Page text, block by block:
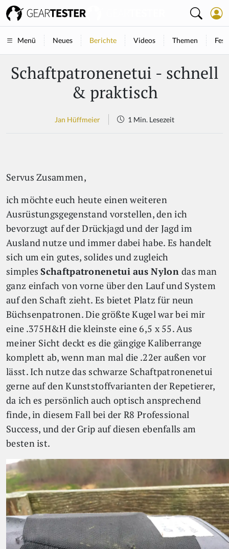
Menü Neues Berichte Videos Themen
Schaftpatronenetui - schnell
& praktisch
Jan Hüffmeier 1 Min. Lesezeit
Servus Zusammen,
ich möchte euch heute einen weiteren
Ausrüstungsgegenstand vorstellen, den ich
bevorzugt auf der Drückjagd und der Jagd im
Ausland nutze und immer dabei habe. Es handelt
sich um ein gutes, solides und zugleich
simplesSchaftpatronenetui aus Nylondas man
ganz einfach von vorne über den Lauf und System
auf den Schaft zieht. Es bietet Platz für neun
Büchsenpatronen. Die größte Kugel war bei mir
eine .375H&H die kleinste eine 6,5 x 55. Aus
meiner Sicht deckt es die gängige Kaliberrange
komplett ab, wenn man mal die .22er außen vor
lässt. Ich nutze das schwarze Schaftpatronenetui
gerne auf den Kunststoffvarianten der Repetierer,
da ich es persönlich auch optisch ansprechend
finde, in diesem Fall bei der R8 Professional
Success, und der Grip auf diesen ebenfalls am
besten ist.